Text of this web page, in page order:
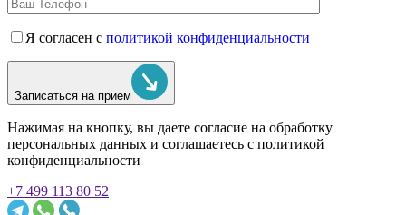
Я согласен с политикой конфиденциальности
Записаться на прием
Нажимая на кнопку, вы даете согласие на обработку
персональных данных и соглашаетесь c политикой
конфиденциальности
+7 499 113 80 52